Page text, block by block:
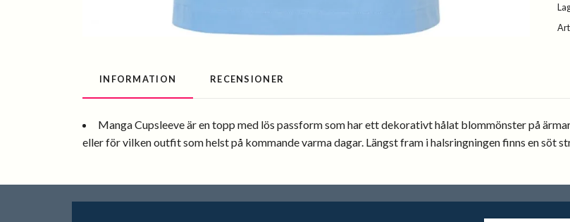
INFORMATION RECENSIONER
Manga Cupsleeve är en topp med lös passform som har ett dekorativt hålat blommönster på
eller för vilken outfit som helst på kommande varma dagar. Längst fram i halsringningen finns en söt